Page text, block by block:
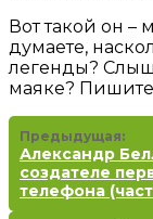
Вот такой он –
думаете,
легенды?
маяке?
Предыдущая:
Александр
создателе
телефона